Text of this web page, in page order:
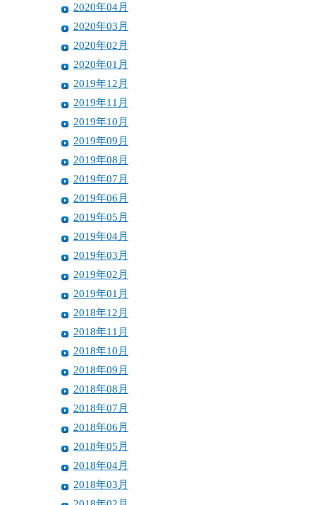
2020年04月
2020年03月
2020年02月
2020年01月
2019年12月
2019年11月
2019年10月
2019年09月
2019年08月
2019年07月
2019年06月
2019年05月
2019年04月
2019年03月
2019年02月
2019年01月
2018年12月
2018年11月
2018年10月
2018年09月
2018年08月
2018年07月
2018年06月
2018年05月
2018年04月
2018年03月